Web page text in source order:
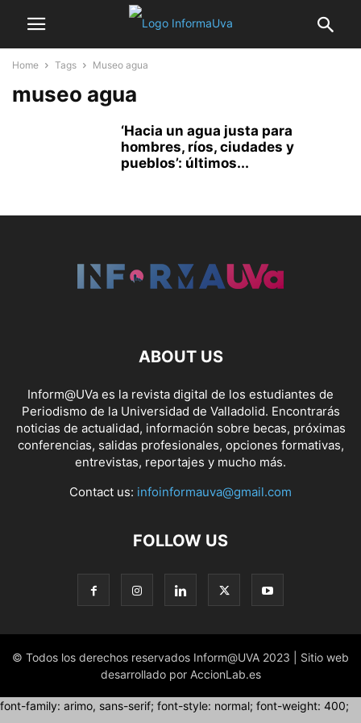
Home Tags Museo agua
museo agua
‘Hacia un agua justa para
hombres, ríos, ciudades y
pueblos’: últimos...
ABOUT US
Inform@UVa es la revista digital de los estudiantes de
Periodismo de la Universidad de Valladolid. Encontrarás
noticias de actualidad, información sobre becas, próximas
conferencias, salidas profesionales, opciones formativas,
entrevistas, reportajes y mucho más.
Contact us: infoinformauva@gmail.com
FOLLOW US
© Todos los derechos reservados Inform@UVA 2023 | Sitio web
desarrollado por AccionLab.es
font-family: arimo, sans-serif; font-style: normal; font-weight: 400;